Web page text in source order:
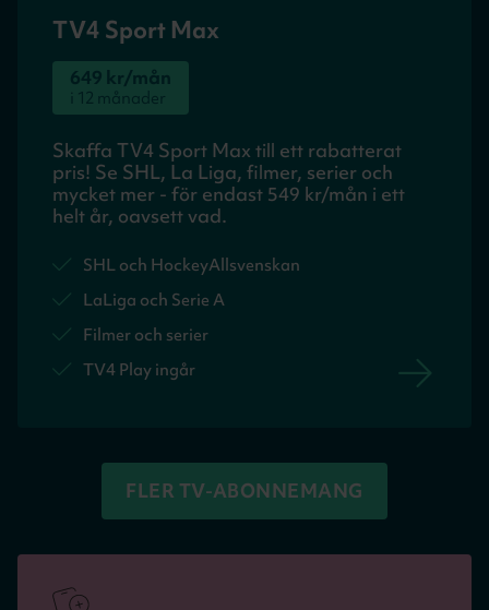
TV4 Sport Max
649 kr/mån
i 12 månader
Skaffa TV4 Sport Max till ett rabatterat
pris! Se SHL, La Liga, filmer, serier och
mycket mer - för endast 549 kr/mån i ett
helt år, oavsett vad.
SHL och HockeyAllsvenskan
LaLiga och Serie A
Filmer och serier
TV4 Play ingår
FLER TV-ABONNEMANG